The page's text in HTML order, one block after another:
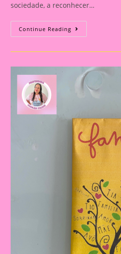
sociedade, a reconhecer…
Continue Reading Atividade
Com
Tema